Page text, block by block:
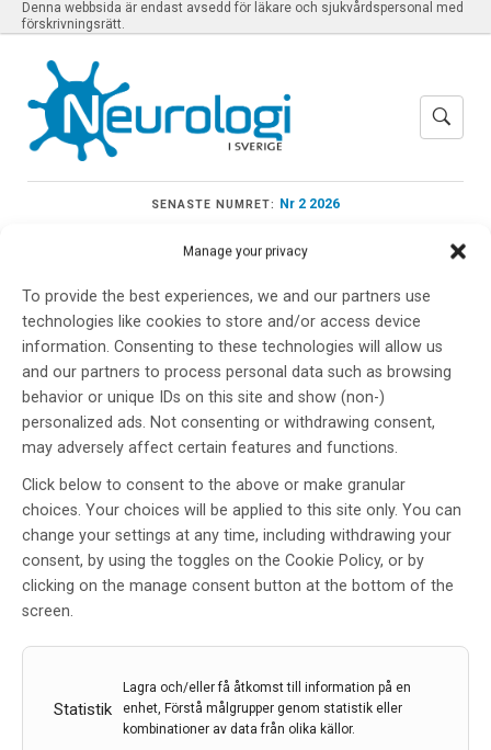
Manage your privacy
To provide the best experiences, we and our partners use
technologies like cookies to store and/or access device
information. Consenting to these technologies will allow us
and our partners to process personal data such as browsing
behavior or unique IDs on this site and show (non-)
personalized ads. Not consenting or withdrawing consent,
may adversely affect certain features and functions.
Click below to consent to the above or make granular
choices. Your choices will be applied to this site only. You can
change your settings at any time, including withdrawing your
consent, by using the toggles on the Cookie Policy, or by
clicking on the manage consent button at the bottom of the
screen.
Statistik
Lagra och/eller få åtkomst till information på en
enhet, Förstå målgrupper genom statistik eller
kombinationer av data från olika källor.
Denna webbsida är endast avsedd för läkare och sjukvårdspersonal med
förskrivningsrätt.
SENASTE NUMRET: Nr 2 2026
Meny
Behandlingar
Avancerade terapier ska göra life
science-kluster till världens
främsta
avancerade terapier,Behandlingar
De båda ATMP-centrumen hos Karolinska och Uppsala